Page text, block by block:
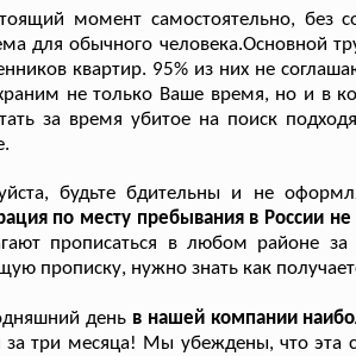
момент самостоятельно, без
для обычного человека.Основной
квартир. 95% из них не
не только Ваше время, но и в
за время убитое на поиск
будьте бдительны и не
по месту пребывания в России
прописаться в любом районе
прописку, нужно знать как
день в нашей компании
за три месяца! Мы убеждены, что эта